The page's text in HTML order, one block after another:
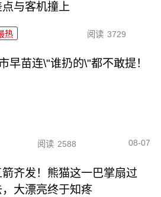
点与客机撞上
热 阅读 3729
早苗连\"谁扔的\"都不敢提！
阅读 2588 08-07
箭齐发！熊猫这一巴掌扇过
，大漂亮终于知疼